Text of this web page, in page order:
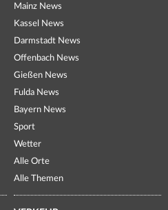
Mainz News
Kassel News
Darmstadt News
Offenbach News
Gießen News
Fulda News
Bayern News
Sport
Wetter
Alle Orte
Alle Themen